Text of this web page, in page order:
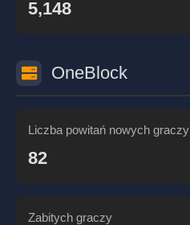
5,148
OneBlock
Liczba powitań nowych graczy
82
Zabitych graczy